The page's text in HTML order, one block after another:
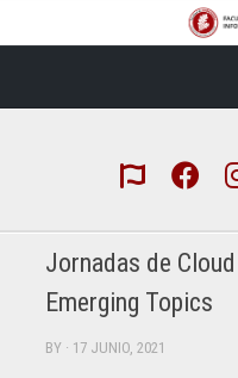
Jornadas de
Emerging Topics
BY · 17 JUNIO, 2021